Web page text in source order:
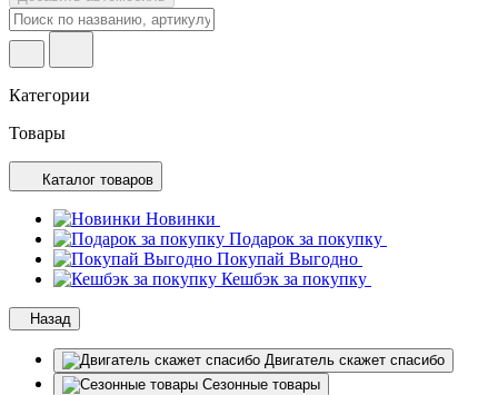
Категории
Товары
Каталог товаров
Новинки
Подарок за покупку
Покупай Выгодно
Кешбэк за покупку
Назад
Двигатель скажет спасибо
Сезонные товары